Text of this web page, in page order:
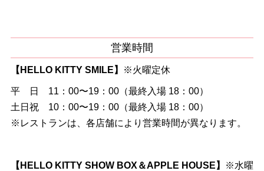
営業時間
【HELLO KITTY SMILE】 ※火曜定休
平 日 11：00〜19：00（最終入場 18：00）
土日祝 10：00〜19：00（最終入場 18：00）
※レストランは、各店舗により営業時間が異なります。
【HELLO KITTY SHOW BOX＆APPLE HOUSE】
※水曜